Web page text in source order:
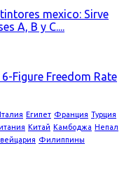
mexico: Sirve
A, B y C....
Figure Freedom Rate
Египет Франция Турция
Китай Камбоджа Непал
Филиппины